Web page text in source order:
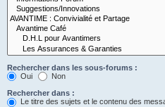
Rechercher dans les sous-forums :
Oui
Non
Rechercher dans :
Le titre des sujets et le contenu des